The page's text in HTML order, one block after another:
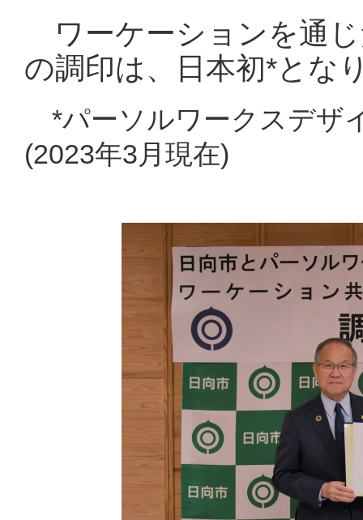
ワーケーションを通
の調印は、日本初*とな
*パーソルワークスデザ
(2023年3月現在)